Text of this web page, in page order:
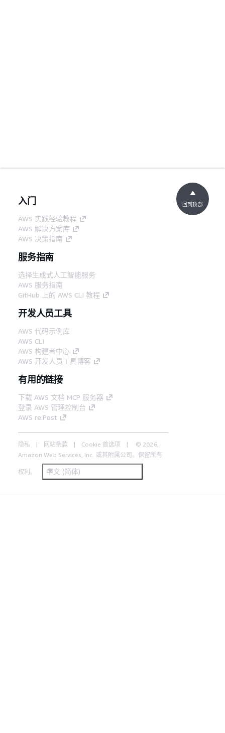
入门
AWS 实践经验教程
AWS 解决方案库
AWS 决策指南
服务指南
选择生成式人工智能服务
AWS 服务指南
GitHub 上的 AWS CLI 教程
开发人员工具
AWS 代码示例库
AWS CLI
AWS 构建者中心
AWS 开发人员工具博客
有用的链接
下载 AWS 文档 MCP 服务器
登录 AWS 管理控制台
AWS re:Post
隐私 网站条款 Cookie 首选项
© 2026,
Amazon Web Services, Inc. 或其附属公司。保留所有
权利。 中文 (简体)
回到顶部